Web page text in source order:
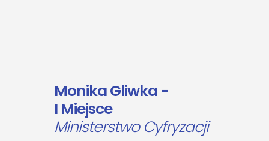
Monika Gliwka -
I Miejsce
Ministerstwo Cyfryzacji